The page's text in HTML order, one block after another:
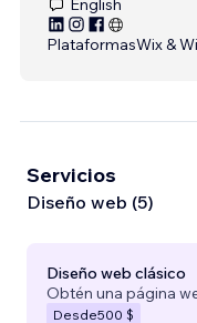
English
PlataformasWix &
Servicios
Diseño web (5)
Diseño web clásico
Obtén una página
Desde500 $